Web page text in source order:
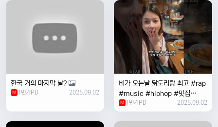
한국 거의 마지막 날?
M 1번가PD 2025.09.02
비가 오는날 ￼닭도리탕 최고 #rap
#music #hiphop #맛집
#travel #여행 #food ￼
M 1번가PD 2025.09.02